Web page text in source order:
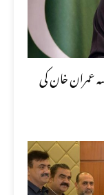
عمران خان کی